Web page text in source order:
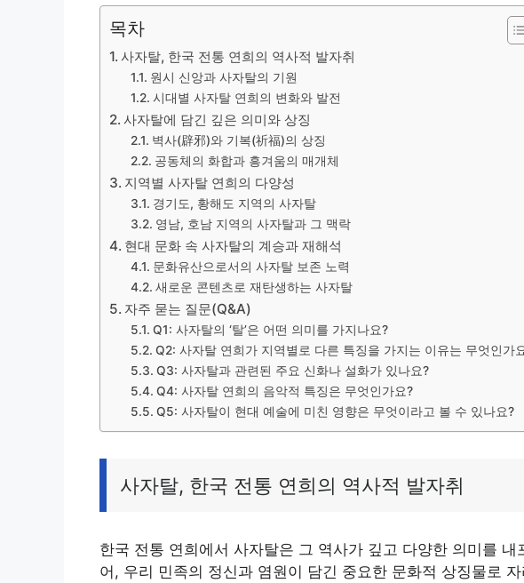
목차
사자탈, 한국 전통 연희의 역사적 발자취
원시 신앙과 사자탈의 기원
시대별 사자탈 연희의 변화와 발전
사자탈에 담긴 깊은 의미와 상징
벽사(辟邪)와 기복(祈福)의 상징
공동체의 화합과 흥겨움의 매개체
지역별 사자탈 연희의 다양성
경기도, 황해도 지역의 사자탈
영남, 호남 지역의 사자탈과 그 맥락
현대 문화 속 사자탈의 계승과 재해석
문화유산으로서의 사자탈 보존 노력
새로운 콘텐츠로 재탄생하는 사자탈
자주 묻는 질문(Q&A)
Q1: 사자탈의 ‘탈’은 어떤 의미를 가지나요?
Q2: 사자탈 연희가 지역별로 다른 특징을 가지는 이유는 무엇인가
Q3: 사자탈과 관련된 주요 신화나 설화가 있나요?
Q4: 사자탈 연희의 음악적 특징은 무엇인가요?
Q5: 사자탈이 현대 예술에 미친 영향은 무엇이라고 볼 수 있나요?
사자탈, 한국 전통 연희의 역사적 발자취
한국 전통 연희에서 사자탈은 그 역사가 깊고 다양한 의미를
어, 우리 민족의 정신과 염원이 담긴 중요한 문화적 상징물로